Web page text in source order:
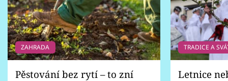
Sledujte prima+
Přihlášení
ZAHRADA
Pěstování bez rytí – to zní
TRADICE A
Letnice